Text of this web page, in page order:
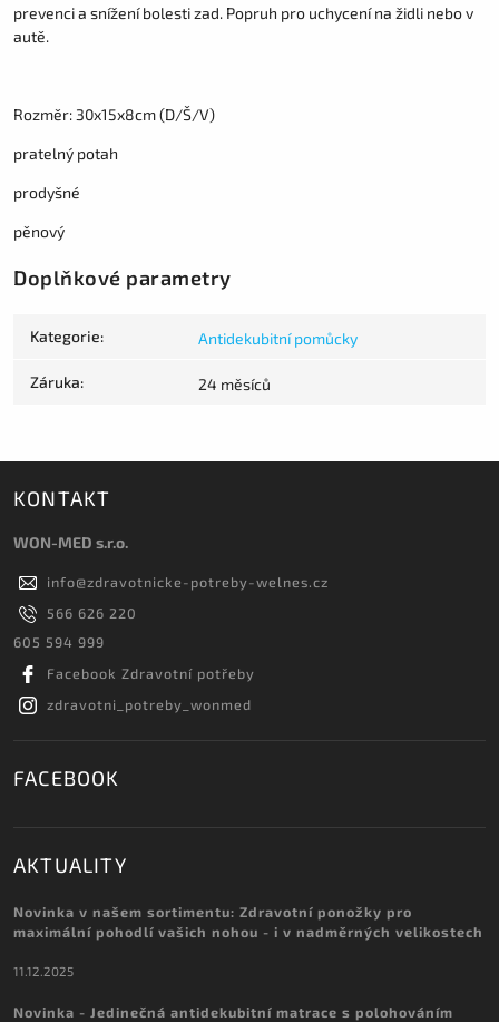
prevenci a snížení bolesti zad. Popruh pro uchycení na židli nebo v
autě.
Rozměr: 30x15x8cm (D/Š/V)
pratelný potah
prodyšné
pěnový
Doplňkové parametry
Kategorie: Antidekubitní pomůcky
Záruka: 24 měsíců
KONTAKT
WON-MED s.r.o.
info@zdravotnicke-potreby-welnes.cz
566 626 220
605 594 999
Facebook Zdravotní potřeby
zdravotni_potreby_wonmed
FACEBOOK
AKTUALITY
Novinka v našem sortimentu: Zdravotní ponožky pro
maximální pohodlí vašich nohou - i v nadměrných velikostech
11.12.2025
Novinka - Jedinečná antidekubitní matrace s polohováním